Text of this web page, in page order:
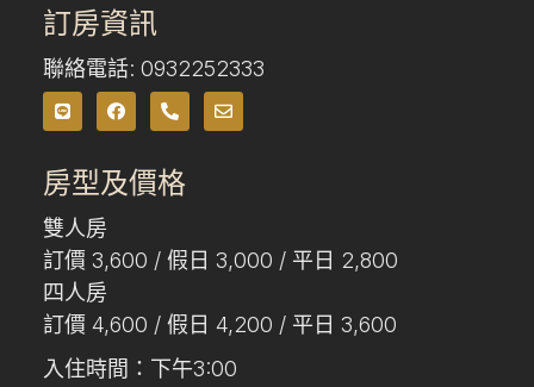
訂房資訊
聯絡電話: 0932252333
房型及價格
雙人房
訂價 3,600 / 假日 3,000 / 平日 2,800
四人房
訂價 4,600 / 假日 4,200 / 平日 3,600
入住時間：下午3:00